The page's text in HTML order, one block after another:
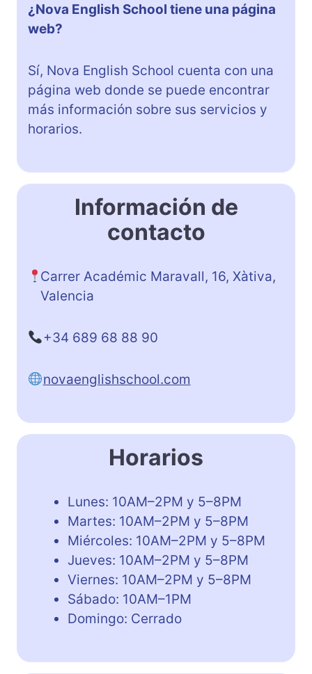
¿Nova English School tiene una página
web?
Sí, Nova English School cuenta con una
página web donde se puede encontrar
más información sobre sus servicios y
horarios.
Información de
contacto
Carrer Académic Maravall, 16, Xàtiva,
Valencia
+34 689 68 88 90
novaenglishschool.com
Horarios
Lunes: 10AM–2PM y 5–8PM
Martes: 10AM–2PM y 5–8PM
Miércoles: 10AM–2PM y 5–8PM
Jueves: 10AM–2PM y 5–8PM
Viernes: 10AM–2PM y 5–8PM
Sábado: 10AM–1PM
Domingo: Cerrado